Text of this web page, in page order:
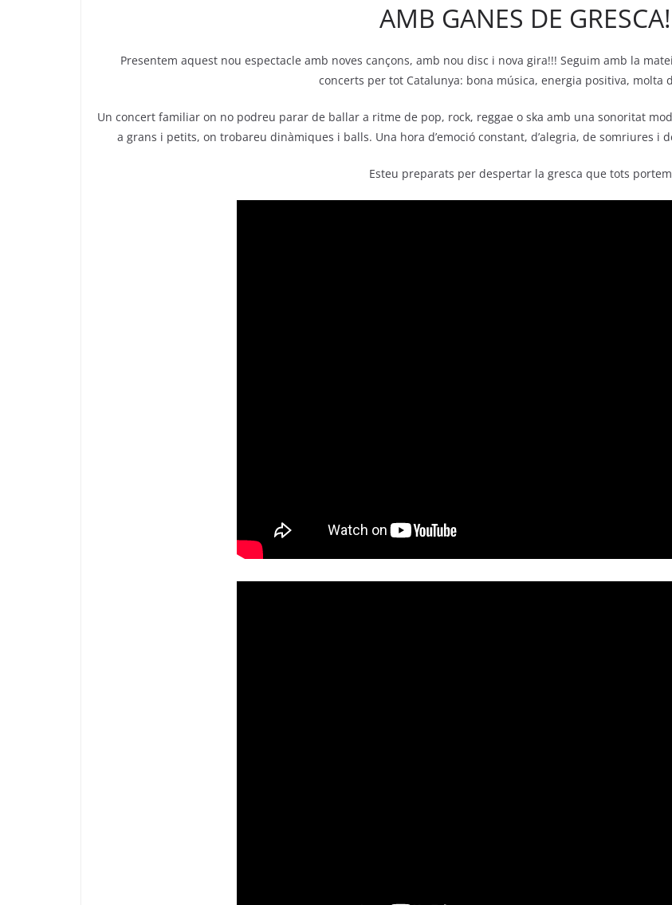
AMB GANES DE
Presentem aquest nou espectacle amb noves cançons, amb nou disc i nova gira!!! Seguim amb la
concerts per tot Catalunya: bona música, energia positiva, molta
Un concert familiar on no podreu parar de ballar a ritme de pop, rock, reggae o ska amb una sonoritat
a grans i petits, on trobareu dinàmiques i balls. Una hora d’emoció constant, d’alegria, de somriures
Esteu preparats per despertar la gresca que tots